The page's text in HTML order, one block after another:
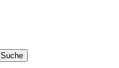
Suche